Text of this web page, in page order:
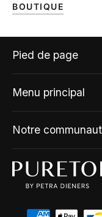
BOUTIQUE
Pied de page
Menu principal
Notre